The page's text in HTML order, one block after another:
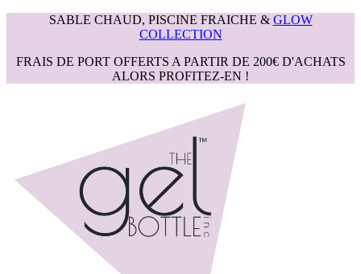
SABLE CHAUD, PISCINE FRAICHE & GLOW
COLLECTION
FRAIS DE PORT OFFERTS A PARTIR DE 200€ D'ACHATS
ALORS PROFITEZ-EN !